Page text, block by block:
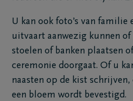
U kan ook foto’s van familie
uitvaart aanwezig kunnen
stoelen of banken plaatsen
ceremonie doorgaat. Of u
naasten op de kist
een bloem wordt bevestigd.